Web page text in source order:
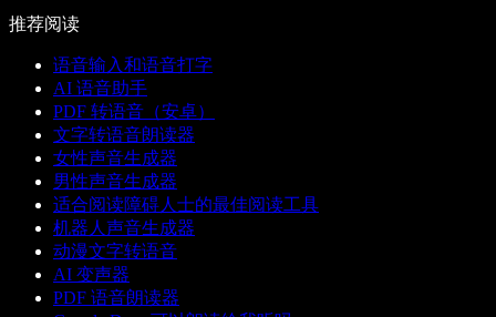
推荐阅读
语音输入和语音打字
AI 语音助手
PDF 转语音（安卓）
文字转语音朗读器
女性声音生成器
男性声音生成器
适合阅读障碍人士的最佳阅读工具
机器人声音生成器
动漫文字转语音
AI 变声器
PDF 语音朗读器